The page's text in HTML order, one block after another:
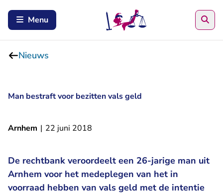
Menu
Nieuws
Man bestraft voor bezitten vals geld
Arnhem | 22 juni 2018
De rechtbank veroordeelt een 26-jarige man uit
Arnhem voor het medeplegen van het in
voorraad hebben van vals geld met de intentie